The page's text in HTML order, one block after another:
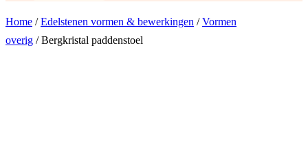
Home /Edelstenen vormen & bewerkingen /Vormen
overig / Bergkristal paddenstoel